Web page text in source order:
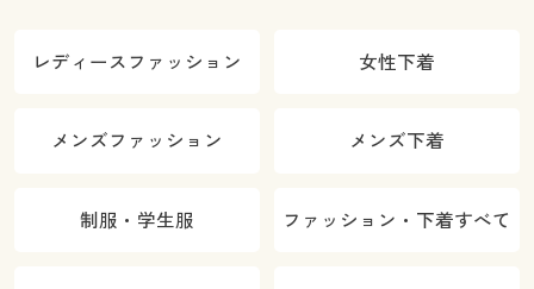
レディースファッション 女性下着
メンズファッション メンズ下着
制服・学生服 ファッション・下着すべて